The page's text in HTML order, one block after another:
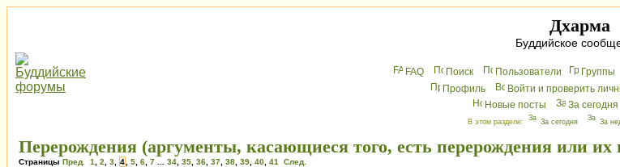
Дхарма
Буддийское
FAQ Поиск Пользователи Группы
Профиль
Войти и проверить
Новые посты
За сегодня
В этом разделе: За сегодня За
Перерождения (аргументы, касающиеся того, есть перерождения или их
Страницы Пред. 1 2 3 4 5 6 7 34 35 36 37 38 39 40 41 След.